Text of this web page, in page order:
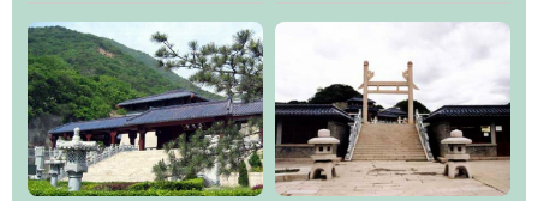
辉。
怀思堂作为豪华室内骨灰存放处，将干支纪年、五行相生相克、天
人合一、太极八卦、生辰八字及生肖等有机结合到历史文化中。一
厅七千个福位分十二小区，按十二地支命名。客户选位，可依据生
肖、八字、时辰亦可参考地理方位、职业、兴趣爱好等等。堂中是
地宫陵寝式的，入口楹联选材于著名田园诗人陶渊明"亲戚或余悲，